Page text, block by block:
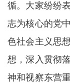
循。大家纷纷
志为核心的党
色社会主义思
想，深入贯彻
神和视察东营